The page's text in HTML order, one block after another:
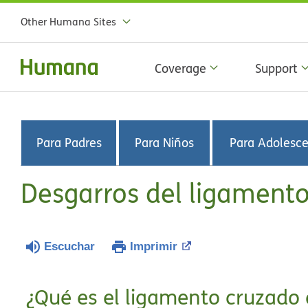
Other Humana Sites
Coverage Support
Para Padres Para Niños Para
Desgarros del
Escuchar Imprimir
¿Qué es el ligamento cruzado